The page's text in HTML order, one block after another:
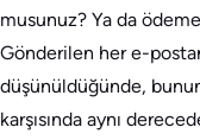
musunuz? Ya da
Gönderilen her e-
düşünüldüğünde,
karşısında aynı